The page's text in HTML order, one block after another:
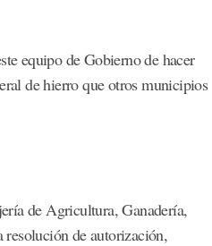
equipo de Gobierno de hacer
de hierro que otros municipios
de Agricultura, Ganadería,
resolución de autorización,